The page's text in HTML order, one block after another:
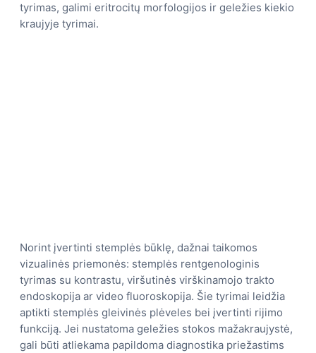
tyrimas, galimi eritrocitų morfologijos ir geležies kiekio
kraujyje tyrimai.
Norint įvertinti stemplės būklę, dažnai taikomos
vizualinės priemonės: stemplės rentgenologinis
tyrimas su kontrastu, viršutinės virškinamojo trakto
endoskopija ar video fluoroskopija. Šie tyrimai leidžia
aptikti stemplės gleivinės plėveles bei įvertinti rijimo
funkciją. Jei nustatoma geležies stokos mažakraujystė,
gali būti atliekama papildoma diagnostika priežastims